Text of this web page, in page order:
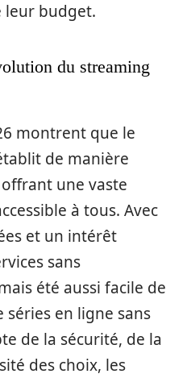
leur budget.
du streaming
montrent que le
de manière
une vaste
à tous. Avec
et un intérêt
sans
été aussi facile de
en ligne sans
de la sécurité, de la
des choix, les